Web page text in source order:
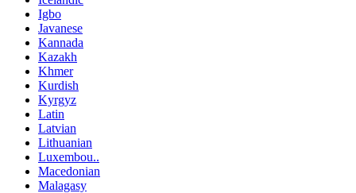
Igbo
Javanese
Kannada
Kazakh
Khmer
Kurdish
Kyrgyz
Latin
Latvian
Lithuanian
Luxembou..
Macedonian
Malagasy